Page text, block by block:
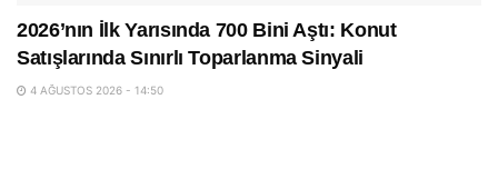
2026’nın İlk Yarısında 700 Bini Aştı: Konut
Satışlarında Sınırlı Toparlanma Sinyali
4 AĞUSTOS 2026 - 14:50